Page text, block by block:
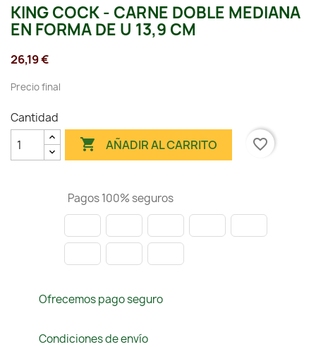
KING COCK - CARNE DOBLE MEDIANA
EN FORMA DE U 13,9 CM
26,19 €
Precio final
Cantidad
 AÑADIR AL CARRITO favorite_border
Pagos 100% seguros
Ofrecemos pago seguro
Condiciones de envío